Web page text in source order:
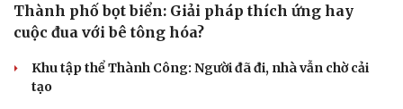
Thành phố bọt biển: Giải pháp thích ứng hay
cuộc đua với bê tông hóa?
Khu tập thể Thành Công: Người đã đi, nhà vẫn chờ cải
tạo